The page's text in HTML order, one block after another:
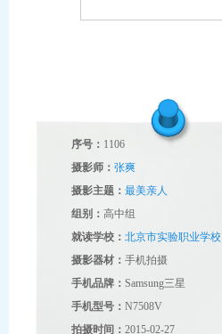
序号： 1106
摄影师： 张爽
摄影主题： 最美亲人
组别： 高中组
就读学校： 北京市实验职业学校
摄影器材： 手机拍摄
手机品牌： Samsung三星
手机型号： N7508V
拍摄时间： 2015-02-27